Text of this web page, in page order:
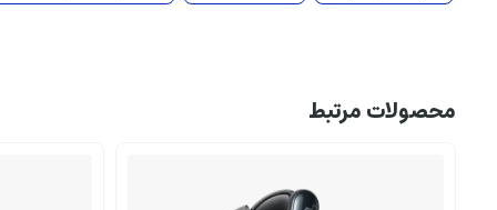
محصولات مرتبط